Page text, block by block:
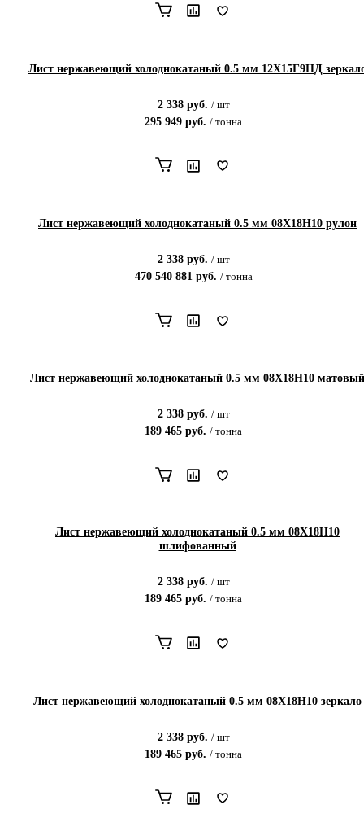
Лист нержавеющий холоднокатаный 0.5 мм 12X15Г9НД
2 338руб. / шт
295 949 руб. / тонна
Лист нержавеющий холоднокатаный 0.5 мм 08Х18Н10 рулон
2 338руб. / шт
470 540 881руб. / тонна
Лист нержавеющий холоднокатаный 0.5 мм 08Х18Н10 матовый
2 338руб. / шт
189 465 руб. / тонна
Лист нержавеющий холоднокатаный 0.5 мм 08Х18Н10
шлифованный
2 338руб. / шт
189 465 руб. / тонна
Лист нержавеющий холоднокатаный 0.5 мм 08Х18Н10 зеркало
2 338руб. / шт
189 465 руб. / тонна